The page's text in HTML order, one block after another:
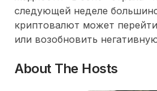
следующей неделе
криптовалют может
или возобновить
About The Hosts